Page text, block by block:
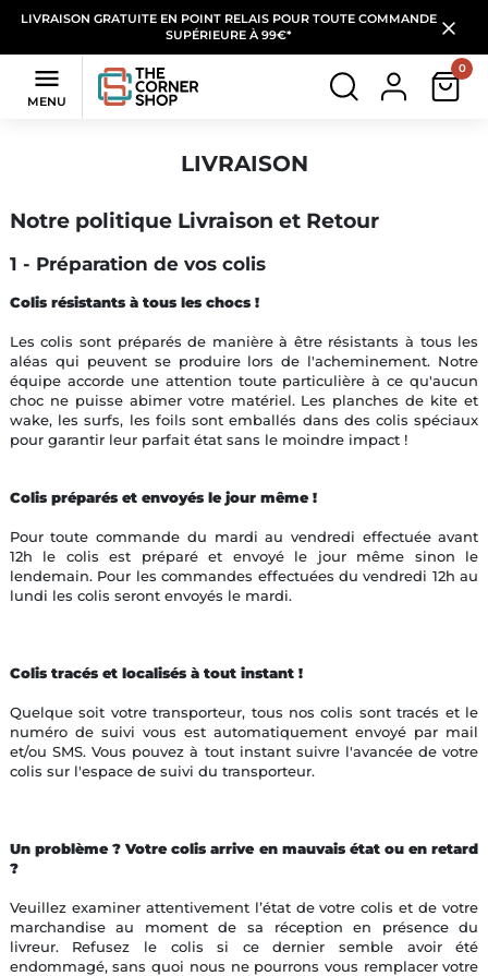
LIVRAISON GRATUITE EN POINT RELAIS POUR TOUTE COMMANDE
SUPÉRIEURE À 99€*

MENU
0
LIVRAISON
Notre politique Livraison et Retour
1 - Préparation de vos colis
Colis résistants à tous les chocs !
Les colis sont préparés de manière à être résistants à tous les
aléas qui peuvent se produire lors de l'acheminement. Notre
équipe accorde une attention toute particulière à ce qu'aucun
choc ne puisse abimer votre matériel. Les planches de kite et
wake, les surfs, les foils sont emballés dans des colis spéciaux
pour garantir leur parfait état sans le moindre impact !
Colis préparés et envoyés le jour même !
Pour toute commande du mardi au vendredi effectuée avant
12h le colis est préparé et envoyé le jour même sinon le
lendemain. Pour les commandes effectuées du vendredi 12h au
lundi les colis seront envoyés le mardi.
Colis tracés et localisés à tout instant !
Quelque soit votre transporteur, tous nos colis sont tracés et le
numéro de suivi vous est automatiquement envoyé par mail
et/ou SMS. Vous pouvez à tout instant suivre l'avancée de votre
colis sur l'espace de suivi du transporteur.
Un problème ? Votre colis arrive en mauvais état ou en retard
?
Veuillez examiner attentivement l’état de votre colis et de votre
marchandise au moment de sa réception en présence du
livreur. Refusez le colis si ce dernier semble avoir été
endommagé, sans quoi nous ne pourrons vous remplacer votre